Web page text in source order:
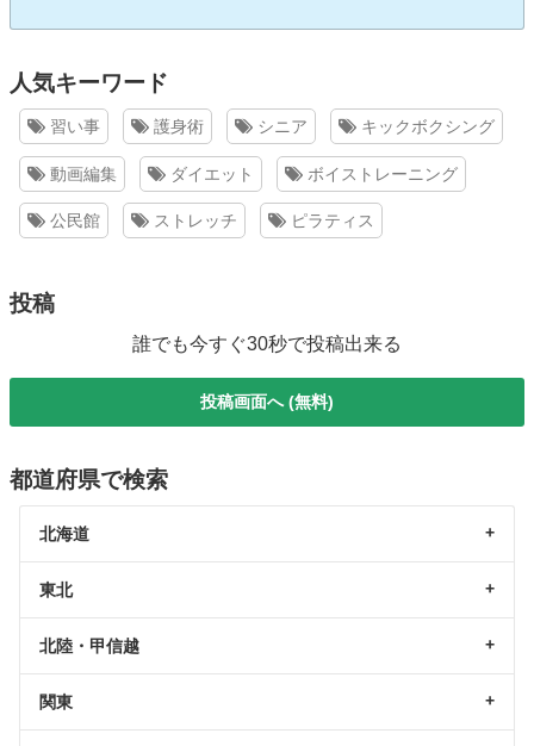
人気キーワード
習い事 護身術 シニア キックボクシング
動画編集 ダイエット ボイストレーニング
公民館 ストレッチ ピラティス
投稿
誰でも今すぐ30秒で投稿出来る
投稿画面へ (無料)
都道府県で検索
北海道
東北
北陸・甲信越
関東